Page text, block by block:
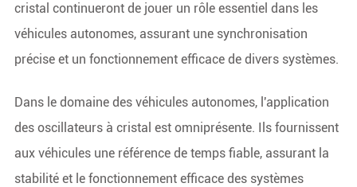
cristal continueront de jouer un rôle essentiel dans les
véhicules autonomes, assurant une synchronisation
précise et un fonctionnement efficace de divers systèmes.
Dans le domaine des véhicules autonomes, l'application
des oscillateurs à cristal est omniprésente. Ils fournissent
aux véhicules une référence de temps fiable, assurant la
stabilité et le fonctionnement efficace des systèmes